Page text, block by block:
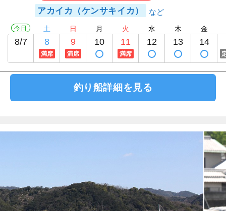
アカイカ（ケンサキイカ）
今日
8/7
土
8
満席
日
9
満席
月
10
火
11
満席
水
12
木
13
金
14
釣り船詳細を見る